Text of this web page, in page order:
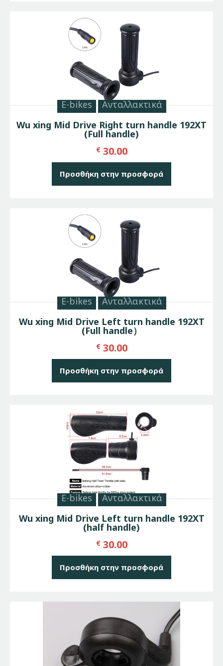
E-bikes
Ανταλλακτικά
Wu xing Mid Drive Right turn handle 192XT
(Full handle)
€ 30.00
Προσθήκη στην προσφορά
E-bikes
Ανταλλακτικά
Wu xing Mid Drive Left turn handle 192XT
(Full handle）
€ 30.00
Προσθήκη στην προσφορά
E-bikes
Ανταλλακτικά
Wu xing Mid Drive Left turn handle 192XT
(half handle)
€ 30.00
Προσθήκη στην προσφορά